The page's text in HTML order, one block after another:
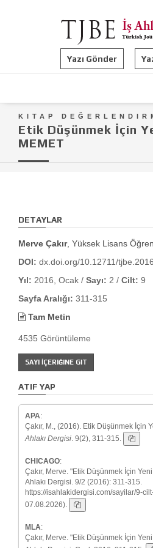
Yazı Gönder
KITAP
Etik Düşünmek İçin
MEMET
DETAYLAR
Merve Çakır, Yüksek Lisans
DOI: dx.doi.org/10.12711/
Yıl: 2016, Ocak / Sayı: 2 / Cilt: 9
Sayfa Aralığı: 311-315
Tam Metin
4535 Görüntüleme
SAYI İÇERIĞINE GIT
ATIF YAP
APA:
Çakır, M., (2016). Etik Düşünmek İçin
Ahlakı Dergisi . 9(2), 311-315.
CHICAGO:
Çakır, Merve. "Etik Düşünmek İçin
Ahlakı Dergisi. 9/2 (2016): 311-315.
https://isahlakidergisi.com/sayilar/9-
07.08.2026).
MLA:
Çakır, Merve. "Etik Düşünmek İçin